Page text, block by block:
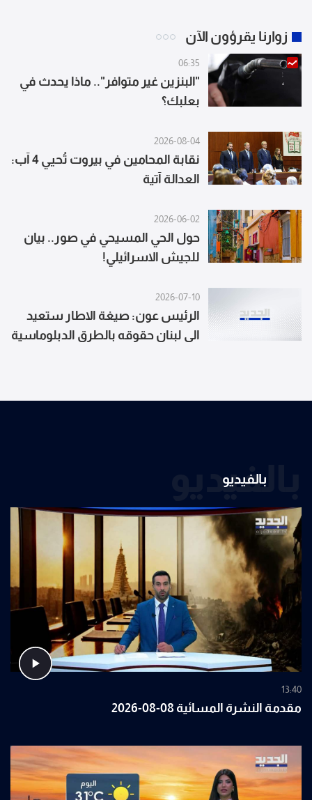
زوارنا يقرؤون الآن
06:35
"البنزين غير متوافر".. ماذا يحدث في
بعلبك؟
2026-08-04
نقابة المحامين في بيروت تُحيي 4 آب:
العدالة آتية
2026-06-02
حول الحي المسيحي في صور.. بيان
للجيش الاسرائيلي!
2026-07-10
الرئيس عون: صيغة الاطار ستعيد
الى لبنان حقوقه بالطرق الدبلوماسية
بالفيديو
بالفيديو
13:40
مقدمة النشرة المسائية 08-08-2026